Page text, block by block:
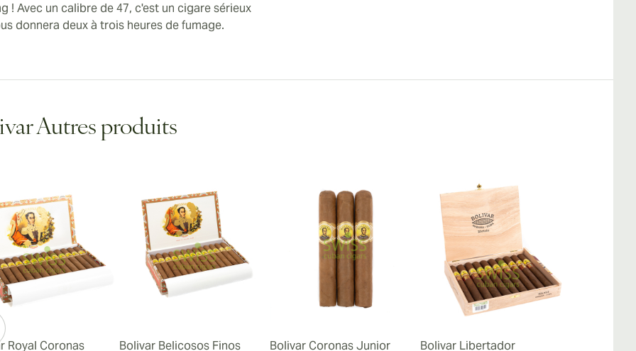
! Avec un calibre de 47, c'est un cigare sérieux
donnera deux à trois heures de fumage.
Autres produits
Royal Coronas Bolivar Belicosos Finos Bolivar Coronas Junior Bolivar Libertador